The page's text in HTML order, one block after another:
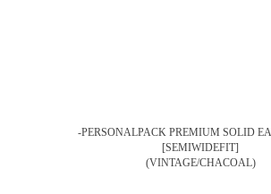
-PERSONALPACK PREMIUM SOLID
[SEMIWIDEFIT]
(VINTAGE/CHACOAL)